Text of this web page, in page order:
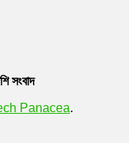
সংবাদ
Panacea.